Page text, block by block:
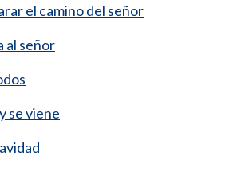
el camino del señor
al señor
se viene